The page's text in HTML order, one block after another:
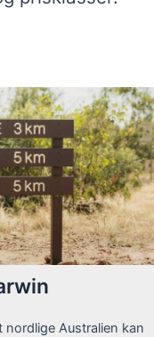
nordlige Australien kan